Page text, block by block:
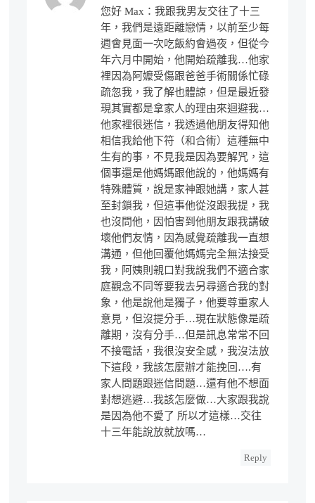
您好 Max：我跟我男友交往了十三
年，我們是遠距離戀情，以前至少每
週會見面一次吃飯約會過夜，但從今
年六月中開始，他開始疏離我…他家
裡因為阿嬤受傷跟爸爸手術關係忙碌
疏忽我，我了解也體諒，但是最近發
現其實都是拿家人的理由來迴避我…
他家裡很迷信，我透過他朋友得知他
相信我給他下符（和合術）這種無中
生有的事，不見我是因為要解咒，這
個事還是他媽媽跟他說的，他媽媽有
特殊體質，說是家神跟她講，家人甚
至封鎖我，但這事他從沒跟我提，我
也沒問他，因怕害到他朋友跟我講破
壞他們友情，因為感覺疏離我一直想
溝通，但他回覆他媽媽完全無法接受
我，阿姨則親口對我說我們不適合家
庭觀念不同等要我去另尋適合我的對
象，他是說他是獨子，他要尊重家人
意見，但沒提分手…現在狀態像是疏
離期，沒有分手…但是訊息常常不回
不接電話，我很沒安全感，我沒法放
下這段，我該怎麼辦才能挽回….有
家人問題跟迷信問題…還有他不想面
對想逃避…我該怎麼做…大家跟我說
是因為他不愛了 所以才這樣…交往
十三年能說放就放嗎…
Reply